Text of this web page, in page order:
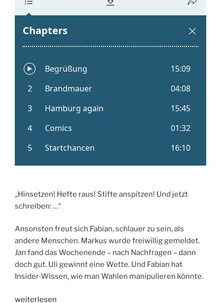
„Hinsetzen! Hefte raus! Stifte anspitzen! Und jetzt
schreiben: …“
Ansonsten freut sich Fabian, schlauer zu sein, als
andere Menschen. Markus wurde freiwillig gemeldet.
Jan fand das Wochenende – nach Nachfragen – dann
doch gut. Uli gewinnt eine Wette. Und Fabian hat
Insider-Wissen, wie man Wahlen manipulieren könnte.
„Folge
weiterlesen